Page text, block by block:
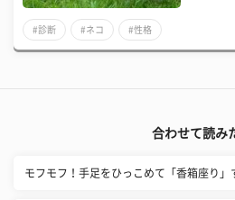
#診断 #ネコ #性格
合わせて読み
モフモフ！手足をひっこめて「香箱座り」